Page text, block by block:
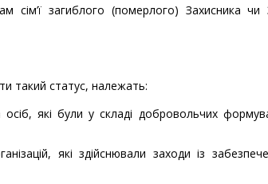
загиблого (померлого) Захисника чи
такий статус, належать:
осіб, які були у складі добровольчих
які здійснювали заходи із